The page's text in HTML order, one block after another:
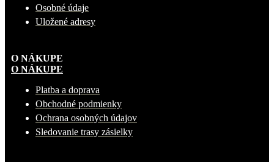
Osobné údaje
Uložené adresy
O NÁKUPE
O NÁKUPE
Platba a doprava
Obchodné podmienky
Ochrana osobných údajov
Sledovanie trasy zásielky